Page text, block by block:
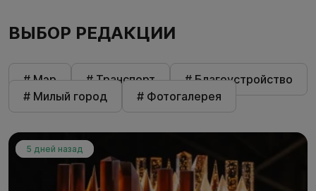
ВЫБОР РЕДАКЦИИ
# Мэр # Транспорт
# Благоустройство
# Милый город
# Фотогалерея
5 дней назад